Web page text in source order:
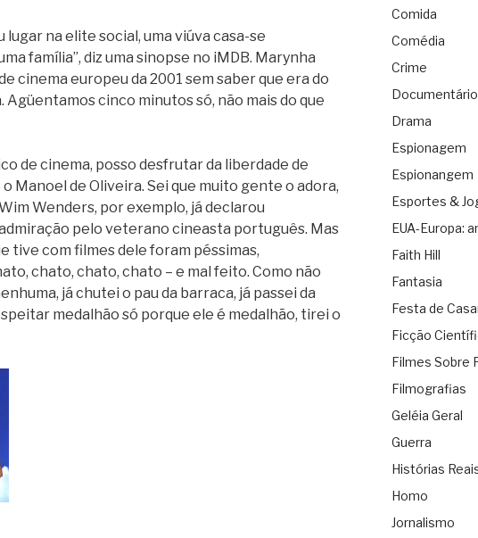
lugar na elite social, uma viúva casa-se
família”, diz uma sinopse no iMDB. Marynha
cinema europeu da 2001 sem saber que era do
Agüentamos cinco minutos só, não mais do que
de cinema, posso desfrutar da liberdade de
Manoel de Oliveira. Sei que muito gente o adora,
Wenders, por exemplo, já declarou
pelo veterano cineasta português. Mas
tive com filmes dele foram péssimas,
chato, chato, chato – e mal feito. Como não
já chutei o pau da barraca, já passei da
medalhão só porque ele é medalhão, tirei o
Comida
Comédia
Crime
Documentário
Drama
Espionagem
Espionangem
Esportes &
EUA-Europa:
Faith Hill
Fantasia
Festa de
Ficção
Filmes Sobre
Filmografias
Geléia Geral
Guerra
Histórias
Homo
Jornalismo